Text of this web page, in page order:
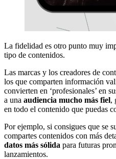
La fidelidad es otro punto muy
tipo de contenidos.
Las marcas y los creadores de
los que comparten información
convierten en ‘profesionales’ en
a una audiencia mucho más fiel,
en todo el contenido que puedas
Por ejemplo, si consigues que se
compartes contenidos con más
datos más sólida para futuras
lanzamientos.